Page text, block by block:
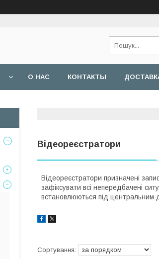
О НАС КОНТАКТЫ
Відеореєстратори
Відеореєстратори призначені
зафіксувати всі непередбачені
встановлюються під центральним